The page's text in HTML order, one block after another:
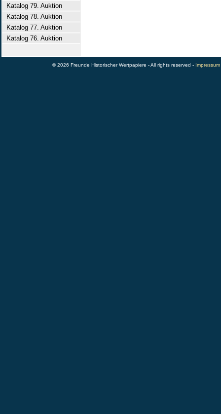
Katalog 79. Auktion
Katalog 78. Auktion
Katalog 77. Auktion
Katalog 76. Auktion
© 2026 Freunde Historischer Wertpapiere - All rights reserved - Impressum